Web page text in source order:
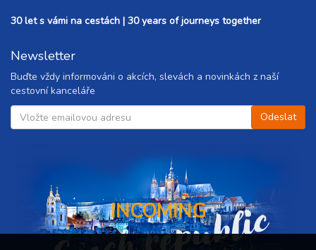
30 let s vámi na cestách | 30 years of journeys together
Newsletter
Buďte vždy informováni o akcích, slevách a novinkách z naší
cestovní kanceláře
INCOMING